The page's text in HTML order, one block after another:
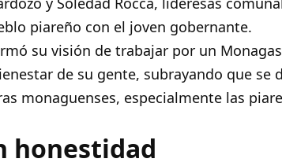
piareño con el joven gobernante.
su visión de trabajar por un
de su gente, subrayando que se
monaguenses, especialmente las
honestidad